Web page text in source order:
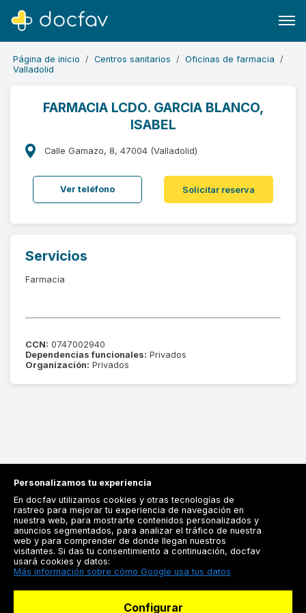
Buscar
Software para clínicas
Soporte
¿Eres un doctor?
Página de inicio Centros sanitarios
Oficinas de farmacia
Valladolid
FARMACIA LCDO. GARCIA BLANCO,
ISABEL
Calle Gamazo, 8, 47004 (Valladolid)
Ver teléfono Solicitar reserva
Servicios
Farmacia
CCN: 0747002940
Dependencias funcionales: Privados
Organización: Privados
Registrarse
Docfav
Personalizamos tu experiencia
En docfav utilizamos cookies y otras tecnologías de
rastreo para mejorar tu experiencia de navegación en
nuestra web, para mostrarte contenidos personalizados y
anuncios segmentados, para analizar el tráfico de nuestra
web y para comprender de donde llegan nuestros
visitantes. Si das tu consentimiento a continuación, docfav
usará cookies y datos:
Más información sobre cómo Google usa tus datos
Configurar